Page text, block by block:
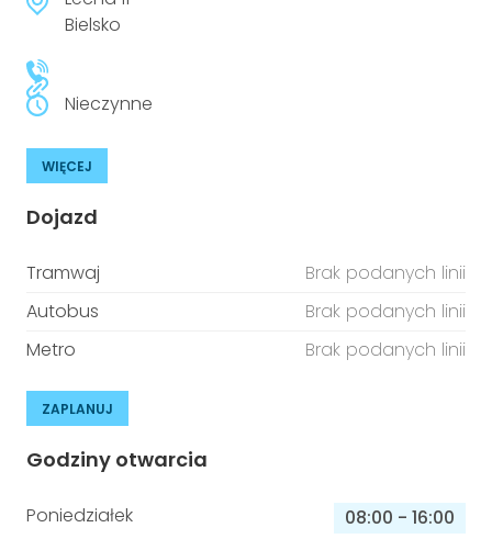
niepełnosprawnościami
Prawo
Prawa osób z niepełnosprawnościami
Aktualności
Urządzenia IoT
Bielsko
Nieczynne
WIĘCEJ
Dojazd
Tramwaj
Brak podanych linii
Autobus
Brak podanych linii
Metro
Brak podanych linii
ZAPLANUJ
Godziny otwarcia
Poniedziałek 08:00 - 16:00